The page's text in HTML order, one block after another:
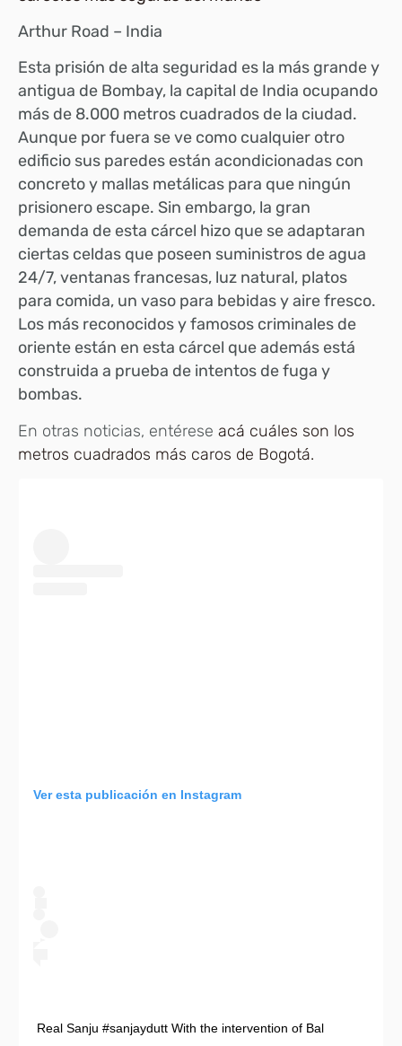
Arthur Road – India
Esta prisión de alta seguridad es la más grande y
antigua de Bombay, la capital de India ocupando
más de 8.000 metros cuadrados de la ciudad.
Aunque por fuera se ve como cualquier otro
edificio sus paredes están acondicionadas con
concreto y mallas metálicas para que ningún
prisionero escape. Sin embargo, la gran
demanda de esta cárcel hizo que se adaptaran
ciertas celdas que poseen suministros de agua
24/7, ventanas francesas, luz natural, platos
para comida, un vaso para bebidas y aire fresco.
Los más reconocidos y famosos criminales de
oriente están en esta cárcel que además está
construida a prueba de intentos de fuga y
bombas.
En otras noticias, entérese acá cuáles son los
metros cuadrados más caros de Bogotá.
Ver esta publicación en Instagram
Real Sanju #sanjaydutt With the intervention of Bal